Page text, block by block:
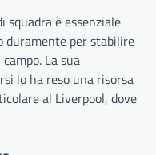
squadra è essenziale
duramente per stabilire
La sua
lo ha reso una risorsa
al Liverpool, dove